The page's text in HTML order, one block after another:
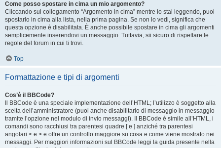
Come posso spostare in cima un mio argomento?
Cliccando sul collegamento “Argomento in cima” mentre lo stai leggendo, puoi
spostarlo in cima alla lista, nella prima pagina. Se non lo vedi, significa che
questa opzione è disabilitata. È anche possibile spostare in cima gli argomenti
semplicemente inserendovi un messaggio. Tuttavia, sii sicuro di rispettare le
regole del forum in cui ti trovi.
Top
Formattazione e tipi di argomenti
Cos’è il BBCode?
Il BBCode è una speciale implementazione dell’HTML; l’utilizzo è soggetto alla
scelta dell’amministratore (puoi anche disabilitarlo di messaggio in messaggio
tramite l’opzione nel modulo di invio messaggi). Il BBCode è simile all’HTML, i
comandi sono racchiusi tra parentesi quadre [ e ] anziché tra parentesi
angolari < e > e offre un controllo maggiore su cosa e come viene mostrato nei
messaggi. Per maggiori informazioni sul BBCode leggi la guida presente nella